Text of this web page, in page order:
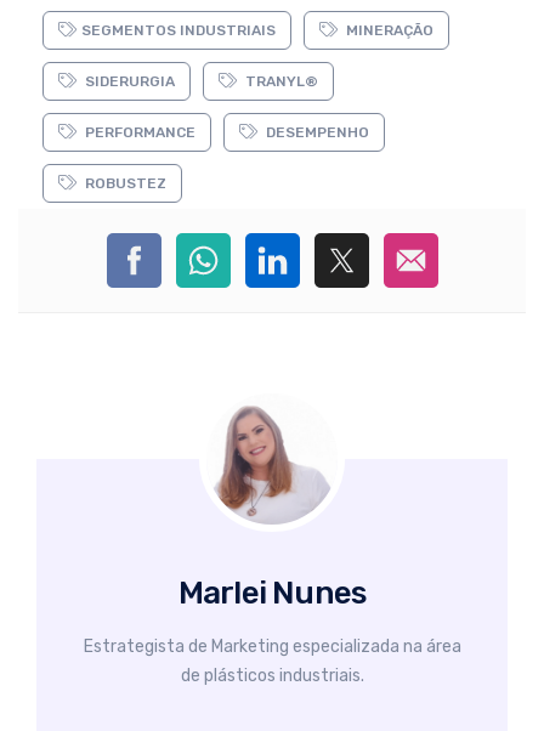
SEGMENTOS INDUSTRIAIS MINERAÇÃO
SIDERURGIA TRANYL®
PERFORMANCE DESEMPENHO
ROBUSTEZ
Marlei Nunes
Estrategista de Marketing especializada na área
de plásticos industriais.